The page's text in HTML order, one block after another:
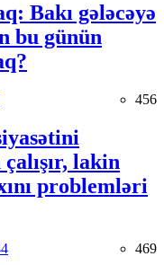
Bakı gələcəyə
bu günün
456
lakin
problemləri
469